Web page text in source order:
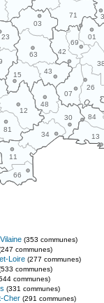
11
12
13
15
23
26
30
34
42
43
48
63
66
69
01
03
07
71
81
84
(353 communes)
communes)
Loire (277 communes)
communes)
communes)
(331 communes)
Cher (291 communes)